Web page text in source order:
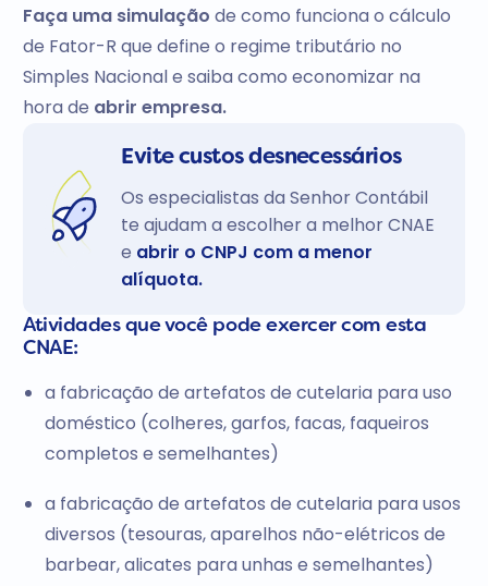
Faça uma simulação de como funciona o cálculo
de Fator-R que define o regime tributário no
Simples Nacional e saiba como economizar na
hora de abrir empresa.
Evite custos desnecessários
Os especialistas da Senhor Contábil
te ajudam a escolher a melhor CNAE
e abrir o CNPJ com a menor
alíquota.
Atividades que você pode exercer com esta
CNAE:
a fabricação de artefatos de cutelaria para uso
doméstico (colheres, garfos, facas, faqueiros
completos e semelhantes)
a fabricação de artefatos de cutelaria para usos
diversos (tesouras, aparelhos não-elétricos de
barbear, alicates para unhas e semelhantes)